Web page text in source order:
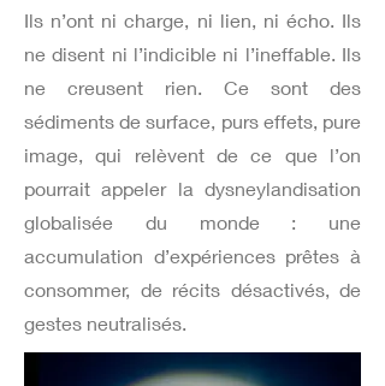
Ils n’ont ni charge, ni lien, ni écho. Ils
ne disent ni l’indicible ni l’ineffable. Ils
ne creusent rien. Ce sont des
sédiments de surface, purs effets, pure
image, qui relèvent de ce que l’on
pourrait appeler la dysneylandisation
globalisée du monde : une
accumulation d’expériences prêtes à
consommer, de récits désactivés, de
gestes neutralisés.